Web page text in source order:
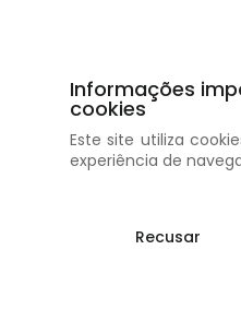
Informações
cookies
Este site utiliza
experiência de
Recusar